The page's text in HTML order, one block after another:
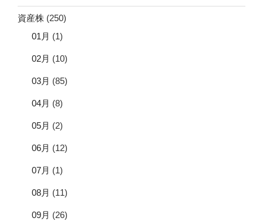
資産株 (250)
01月 (1)
02月 (10)
03月 (85)
04月 (8)
05月 (2)
06月 (12)
07月 (1)
08月 (11)
09月 (26)